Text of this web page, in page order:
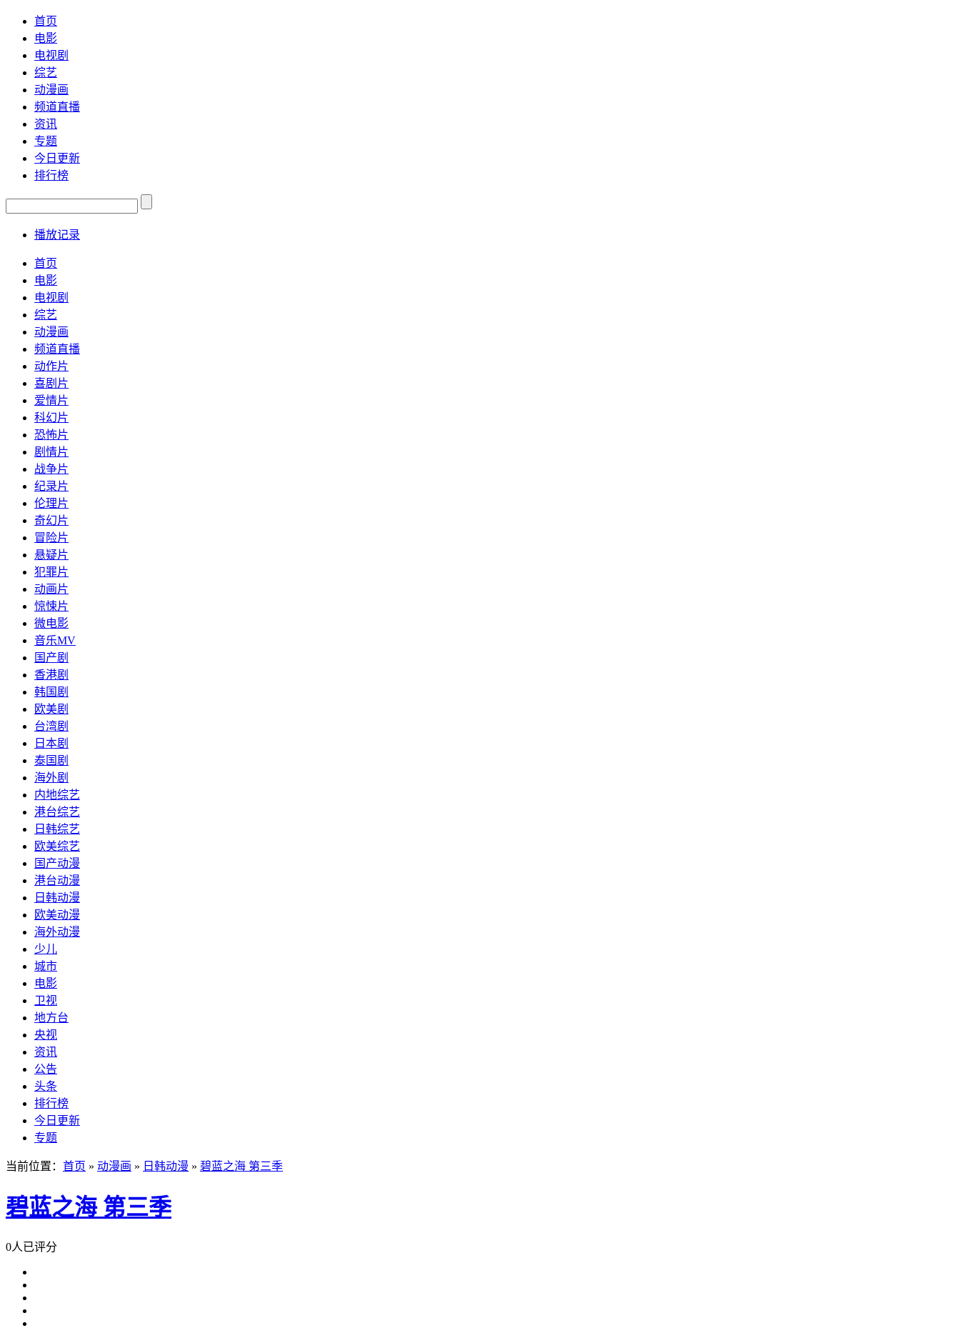
首页
电影
电视剧
综艺
动漫画
频道直播
资讯
专题
今日更新
排行榜
播放记录
首页
电影
电视剧
综艺
动漫画
频道直播
动作片
喜剧片
爱情片
科幻片
恐怖片
剧情片
战争片
纪录片
伦理片
奇幻片
冒险片
悬疑片
犯罪片
动画片
惊悚片
微电影
音乐MV
国产剧
香港剧
韩国剧
欧美剧
台湾剧
日本剧
泰国剧
海外剧
内地综艺
港台综艺
日韩综艺
欧美综艺
国产动漫
港台动漫
日韩动漫
欧美动漫
海外动漫
少儿
城市
电影
卫视
地方台
央视
资讯
公告
头条
排行榜
今日更新
专题
当前位置： 首页 » 动漫画 » 日韩动漫 » 碧蓝之海 第三季
碧蓝之海 第三季
0人已评分